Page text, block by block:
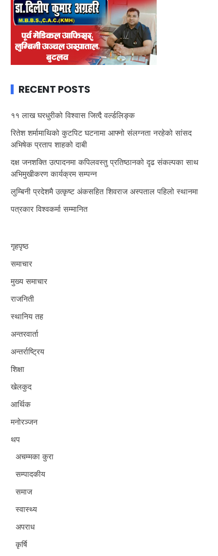
RECENT POSTS
११ लाख घरधुरीको विश्वास जित्दै वर्ल्डलिङ्क
रितेश शर्मामाथिको कुटपिट घटनामा आफ्नो संलग्नता नरहेको सांसद
अभिषेक प्रताप शाहको दाबी
दक्ष जनशक्ति उत्पादनमा कपिलवस्तु प्रतिष्ठानको दृढ संकल्पका साथ
अभिमुखीकरण कार्यक्रम सम्पन्न
लुम्बिनी प्रदेशमै उत्कृष्ट अंकसहित शिवराज अस्पताल पहिलो स्थानमा
पत्रकार विश्वकर्मा सम्मानित
गृहपृष्ठ
समाचार
मुख्य समाचार
राजनिती
स्थानिय तह
अन्तरवार्ता
अन्तर्राष्ट्रिय
शिक्षा
खेलकुद
आर्थिक
मनोरञ्जन
थप
अचम्मका कुरा
सम्पादकीय
समाज
स्वास्थ्य
अपराध
कृर्षि